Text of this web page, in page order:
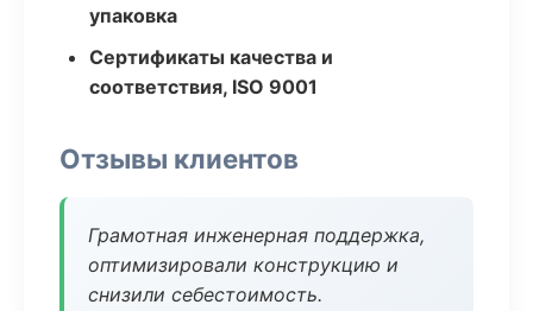
упаковка
Сертификаты качества и
соответствия, ISO 9001
Отзывы клиентов
Грамотная инженерная поддержка,
оптимизировали конструкцию и
снизили себестоимость.